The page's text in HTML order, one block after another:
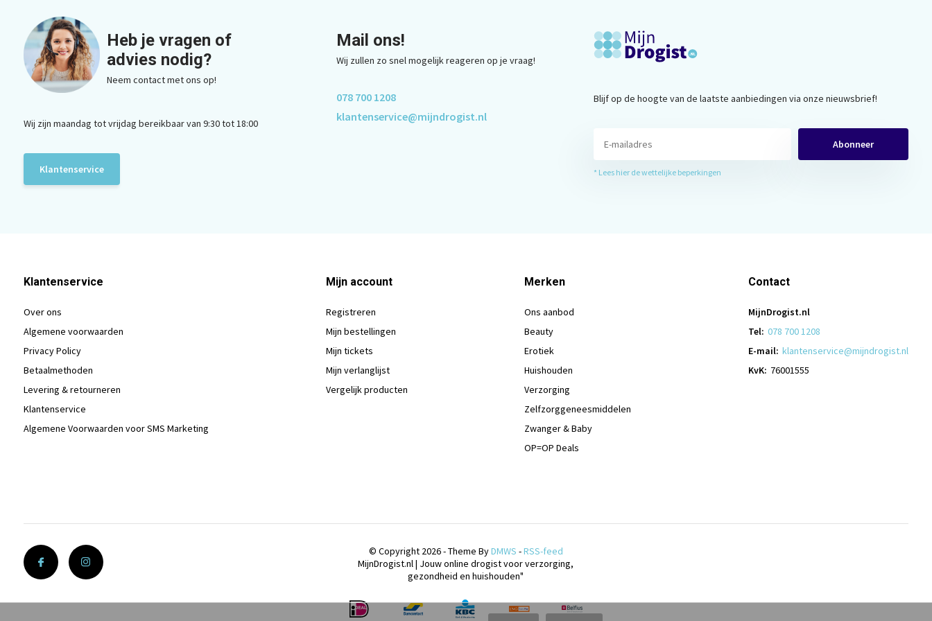
Heb je vragen of
advies nodig?
Neem contact met ons op!
Wij zijn maandag tot vrijdag bereikbaar van 9:30 tot 18:00
Klantenservice
Mail ons!
Wij zullen zo snel mogelijk reageren op je vraag!
078 700 1208
klantenservice@mijndrogist.nl
Blijf op de hoogte van de laatste aanbiedingen via onze nieuwsbrief!
Abonneer
* Lees hier de wettelijke beperkingen
Klantenservice
Over ons
Algemene voorwaarden
Privacy Policy
Betaalmethoden
Levering & retourneren
Klantenservice
Algemene Voorwaarden voor SMS Marketing
Mijn account
Registreren
Mijn bestellingen
Mijn tickets
Mijn verlanglijst
Vergelijk producten
Merken
Ons aanbod
Beauty
Erotiek
Huishouden
Verzorging
Zelfzorggeneesmiddelen
Zwanger & Baby
OP=OP Deals
Contact
MijnDrogist.nl
Tel: 078 700 1208
E-mail: klantenservice@mijndrogist.nl
KvK: 76001555
© Copyright 2026 - Theme ByDMWS -RSS-feed
MijnDrogist.nl | Jouw online drogist voor verzorging,
gezondheid en huishouden"